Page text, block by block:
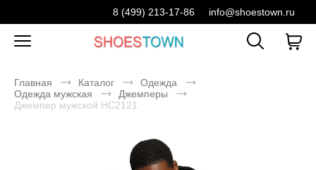
8 (499) 213-17-86 info@shoestown.ru
Главная Каталог
Одежда
Одежда мужская
Джемперы
Джемпер мужской HC2121